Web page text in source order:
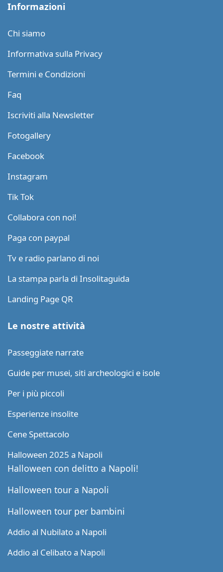
Informazioni
Chi siamo
Informativa sulla Privacy
Termini e Condizioni
Faq
Iscriviti alla Newsletter
Fotogallery
Facebook
Instagram
Tik Tok
Collabora con noi!
Paga con paypal
Tv e radio parlano di noi
La stampa parla di Insolitaguida
Landing Page QR
Le nostre attività
Passeggiate narrate
Guide per musei, siti archeologici e isole
Per i più piccoli
Esperienze insolite
Cene Spettacolo
Halloween 2025 a Napoli
Halloween con delitto a Napoli!
Halloween tour a Napoli
Halloween tour per bambini
Addio al Nubilato a Napoli
Addio al Celibato a Napoli